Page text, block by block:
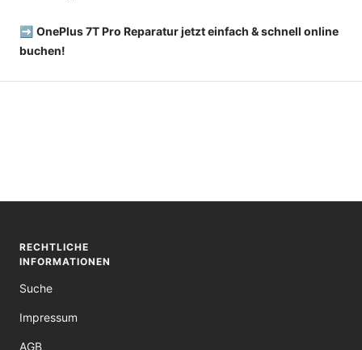
➡️ OnePlus 7T Pro Reparatur jetzt einfach & schnell online
buchen!
RECHTLICHE
INFORMATIONEN
Suche
Impressum
AGB